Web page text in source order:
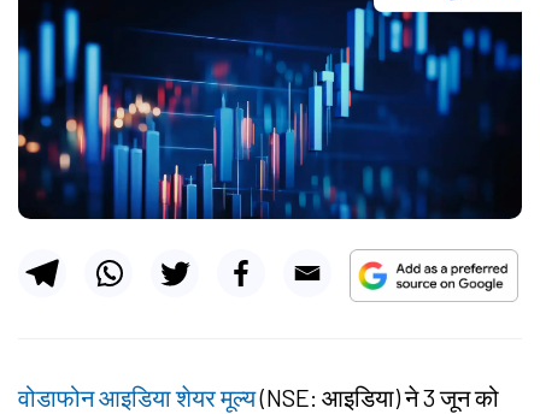
वोडाफोन आइडिया शेयर मूल्य(NSE: आइडिया) ने 3 जून को